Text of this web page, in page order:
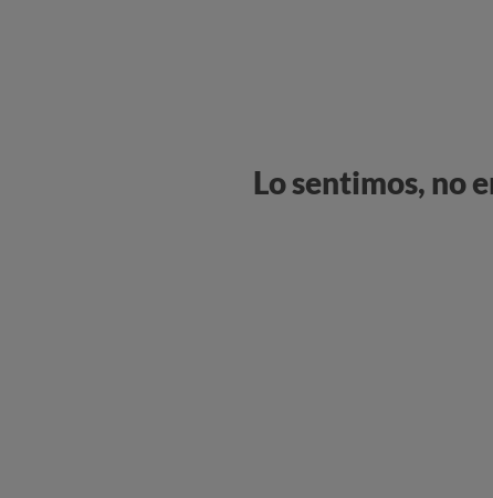
Lo sentimos, no